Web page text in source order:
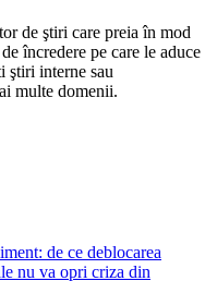
de ştiri care preia în mod
încredere pe care le aduce
ştiri interne sau
multe domenii.